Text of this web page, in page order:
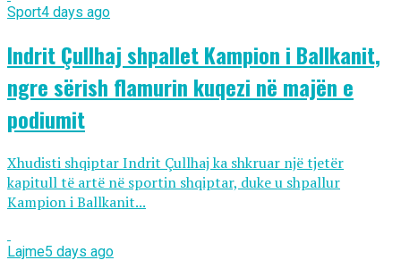
Sport4 days ago
Indrit Çullhaj shpallet Kampion i Ballkanit,
ngre sërish flamurin kuqezi në majën e
podiumit
Xhudisti shqiptar Indrit Çullhaj ka shkruar një tjetër
kapitull të artë në sportin shqiptar, duke u shpallur
Kampion i Ballkanit...
Lajme5 days ago